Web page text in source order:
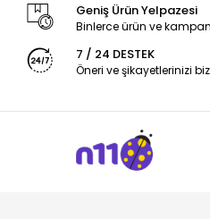
Geniş Ürün Yelpazesi
Binlerce ürün ve
7 / 24 DESTEK
Öneri ve şikayetlerinizi